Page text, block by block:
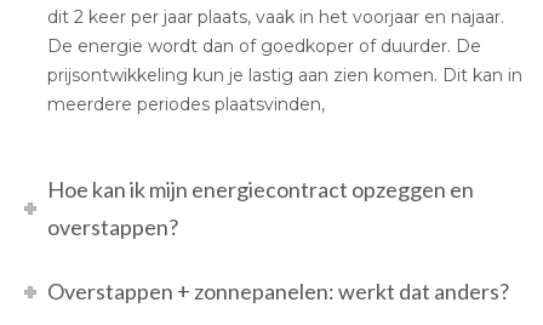
dit 2 keer per jaar plaats, vaak in het voorjaar en najaar.
De energie wordt dan of goedkoper of duurder. De
prijsontwikkeling kun je lastig aan zien komen. Dit kan in
meerdere periodes plaatsvinden,
Hoe kan ik mijn energiecontract opzeggen en
overstappen?
Overstappen + zonnepanelen: werkt dat anders?